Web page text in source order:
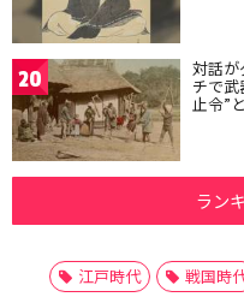
20 対話が
チで
止令”
ラン
江戸時代 戦国時